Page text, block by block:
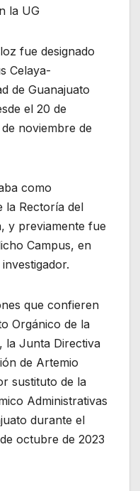
la UG
fue designado
Celaya-
de Guanajuato
el 20 de
noviembre de
como
la Rectoría del
y previamente fue
Campus, en
que confieren
Orgánico de la
la Junta Directiva
de Artemio
sustituto de la
Administrativas
durante el
octubre de 2023